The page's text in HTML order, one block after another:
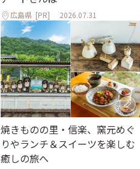
広島県 [PR] 2026.07.31
焼きものの里・信楽、窯元めぐ
りやランチ＆スイーツを楽しむ
癒しの旅へ